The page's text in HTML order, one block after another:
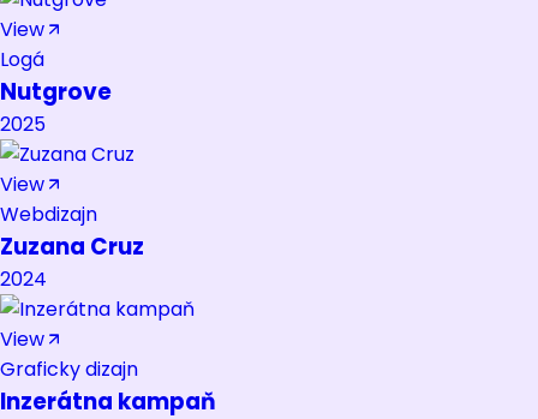
View
Logá
Nutgrove
2025
View
Webdizajn
Zuzana Cruz
2024
View
Graficky dizajn
Inzerátna kampaň